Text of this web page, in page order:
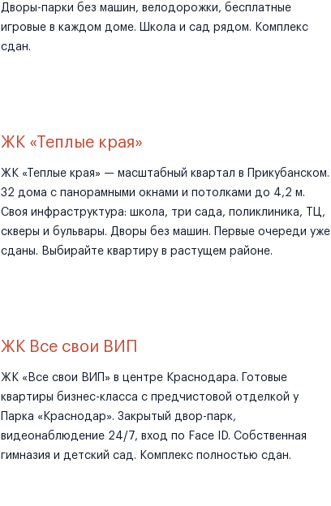
Дворы-парки без машин, велодорожки, бесплатные
игровые в каждом доме. Школа и сад рядом. Комплекс
сдан.
ЖК «Теплые края»
ЖК «Теплые края» — масштабный квартал в Прикубанском.
32 дома с панорамными окнами и потолками до 4,2 м.
Своя инфраструктура: школа, три сада, поликлиника, ТЦ,
скверы и бульвары. Дворы без машин. Первые очереди уже
сданы. Выбирайте квартиру в растущем районе.
ЖК Все свои ВИП
ЖК «Все свои ВИП» в центре Краснодара. Готовые
квартиры бизнес-класса с предчистовой отделкой у
Парка «Краснодар». Закрытый двор-парк,
видеонаблюдение 24/7, вход по Face ID. Собственная
гимназия и детский сад. Комплекс полностью сдан.